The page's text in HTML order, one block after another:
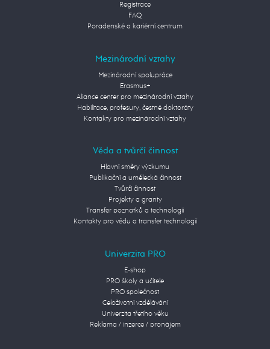
Registrace
FAQ
Poradenské a kariérní centrum
Mezinárodní vztahy
Mezinárodní spolupráce
Erasmus+
Aliance center pro mezinárodní vztahy
Habilitace, profesury, čestné doktoráty
Kontakty pro mezinárodní vztahy
Věda a tvůrčí činnost
Hlavní směry výzkumu
Publikační a umělecká činnost
Tvůrčí činnost
Projekty a granty
Transfer poznatků a technologií
Kontakty pro vědu a transfer technologií
Univerzita PRO
E-shop
PRO školy a učitele
PRO společnost
Celoživotní vzdělávání
Univerzita třetího věku
Reklama / inzerce / pronájem